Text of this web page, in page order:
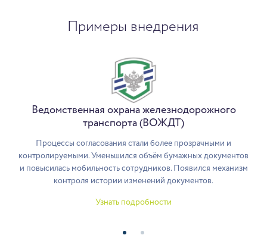
Примеры внедрения
Ведомственная охрана железнодорожного
транспорта (ВОЖДТ)
Процессы согласования стали более прозрачными и
контролируемыми. Уменьшился объём бумажных документов
и повысилась мобильность сотрудников. Появился механизм
контроля истории изменений документов.
Узнать подробности